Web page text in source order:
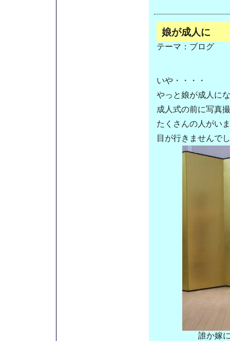
娘が成人に
テーマ： ブログ
いや・・・・
やっと娘が成人に
成人式の前に写真
たくさんの人がい
目が行きませんで
誰か嫁